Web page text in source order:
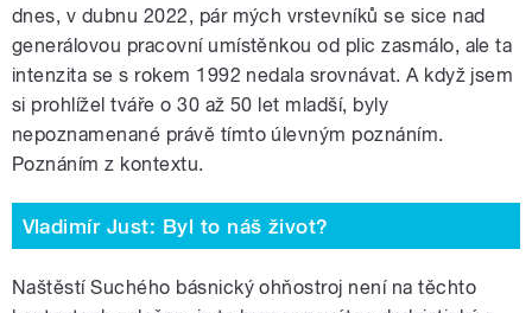
dnes, v dubnu 2022, pár mých vrstevníků se sice nad
generálovou pracovní umístěnkou od plic zasmálo, ale ta
intenzita se s rokem 1992 nedala srovnávat. A když jsem
si prohlížel tváře o 30 až 50 let mladší, byly
nepoznamenané právě tímto úlevným poznáním.
Poznáním z kontextu.
Vladimír Just: Byl to náš život?
Naštěstí Suchého básnický ohňostroj není na těchto